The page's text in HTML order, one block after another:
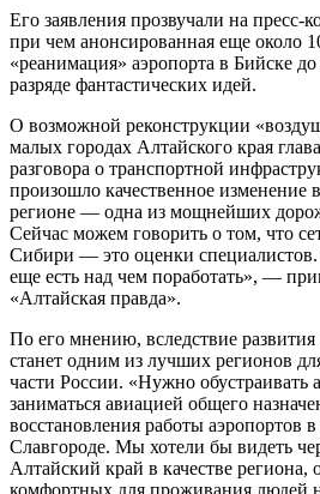
Его заявления прозвучали на
при чем анонсированная еще около
«реанимация» аэропорта в Бийске до
разряде фантастических идей.
О возможной реконструкции
малых городах Алтайского края
разговора о транспортной
произошло качественное изменение
регионе — одна из мощнейших
Сейчас можем говорить о том, что
Сибири — это оценки
еще есть над чем поработать», —
«Алтайская правда».
По его мнению, вследствие
станет одним из лучших регионов
части России. «Нужно обустраивать
заниматься авиацией общего
восстановления работы аэропортов
Славгороде. Мы хотели бы видеть
Алтайский край в качестве региона,